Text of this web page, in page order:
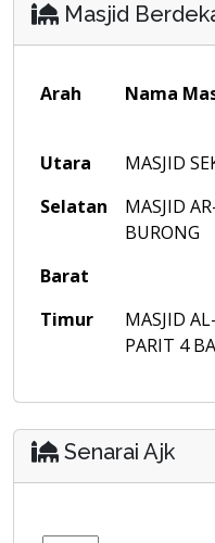
Masjid
Arah Nama
Utara
MASJID
Selatan
MASJID
BURONG
Barat
Timur
MASJID
PARIT 4
Senarai Ajk